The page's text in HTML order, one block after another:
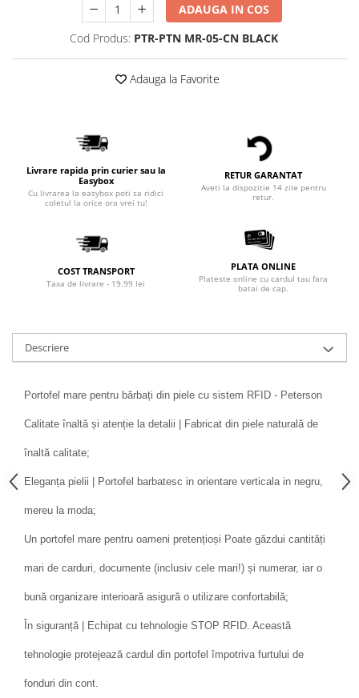
ADAUGA IN COS
Cod Produs: PTR-PTN MR-05-CN BLACK
Adauga la Favorite
Livrare rapida prin curier sau la
Easybox
Cu livrarea la easybox poti sa ridici
coletul la orice ora vrei tu!
RETUR GARANTAT
Aveti la dispozitie 14 zile pentru
retur.
COST TRANSPORT
Taxa de livrare - 19.99 lei
PLATA ONLINE
Plateste online cu cardul tau fara
batai de cap.
Descriere
Portofel mare pentru bărbați din piele cu sistem RFID - Peterson
Calitate înaltă și atenție la detalii | Fabricat din piele naturală de
înaltă calitate;
Eleganța pielii | Portofel barbatesc in orientare verticala in negru,
mereu la moda;
Un portofel mare pentru oameni pretențioși Poate găzdui cantități
mari de carduri, documente (inclusiv cele mari!) și numerar, iar o
bună organizare interioară asigură o utilizare confortabilă;
În siguranță | Echipat cu tehnologie STOP RFID. Această
tehnologie protejează cardul din portofel împotriva furtului de
fonduri din cont.